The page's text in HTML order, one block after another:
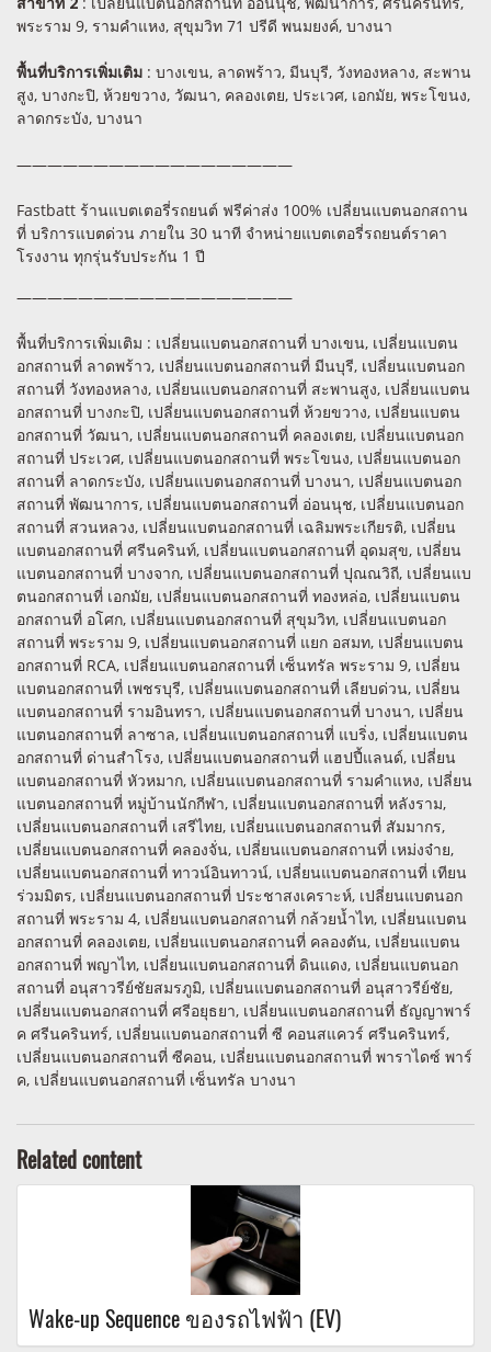
พระราม 9, รามคำแหง, สุขุมวิท 71 ปรีดี พนมยงค์, บางนา
พื้นที่บริการเพิ่มเติม : บางเขน, ลาดพร้าว, มีนบุรี, วังทองหลาง, สะพาน
สูง, บางกะปิ, ห้วยขวาง, วัฒนา, คลองเตย, ประเวศ, เอกมัย, พระโขนง,
ลาดกระบัง, บางนา
——————————————————
Fastbatt ร้านแบตเตอรี่รถยนต์ ฟรีค่าส่ง 100% เปลี่ยนแบตนอกสถาน
ที่ บริการแบตด่วน ภายใน 30 นาที จำหน่ายแบตเตอรี่รถยนต์ราคา
โรงงาน ทุกรุ่นรับประกัน 1 ปี
——————————————————
พื้นที่บริการเพิ่มเติม : เปลี่ยนแบตนอกสถานที่ บางเขน, เปลี่ยนแบตน
อกสถานที่ ลาดพร้าว, เปลี่ยนแบตนอกสถานที่ มีนบุรี, เปลี่ยนแบตนอก
สถานที่ วังทองหลาง, เปลี่ยนแบตนอกสถานที่ สะพานสูง, เปลี่ยนแบตน
อกสถานที่ บางกะปิ, เปลี่ยนแบตนอกสถานที่ ห้วยขวาง, เปลี่ยนแบตน
อกสถานที่ วัฒนา, เปลี่ยนแบตนอกสถานที่ คลองเตย, เปลี่ยนแบตนอก
สถานที่ ประเวศ, เปลี่ยนแบตนอกสถานที่ พระโขนง, เปลี่ยนแบตนอก
สถานที่ ลาดกระบัง, เปลี่ยนแบตนอกสถานที่ บางนา, เปลี่ยนแบตนอก
สถานที่ พัฒนาการ, เปลี่ยนแบตนอกสถานที่ อ่อนนุช, เปลี่ยนแบตนอก
สถานที่ สวนหลวง, เปลี่ยนแบตนอกสถานที่ เฉลิมพระเกียรติ, เปลี่ยน
แบตนอกสถานที่ ศรีนครินท์, เปลี่ยนแบตนอกสถานที่ อุดมสุข, เปลี่ยน
แบตนอกสถานที่ บางจาก, เปลี่ยนแบตนอกสถานที่ ปุณณวิถี, เปลี่ยนแบ
ตนอกสถานที่ เอกมัย, เปลี่ยนแบตนอกสถานที่ ทองหล่อ, เปลี่ยนแบตน
อกสถานที่ อโศก, เปลี่ยนแบตนอกสถานที่ สุขุมวิท, เปลี่ยนแบตนอก
สถานที่ พระราม 9, เปลี่ยนแบตนอกสถานที่ แยก อสมท, เปลี่ยนแบตน
อกสถานที่ RCA, เปลี่ยนแบตนอกสถานที่ เซ็นทรัล พระราม 9, เปลี่ยน
แบตนอกสถานที่ เพชรบุรี, เปลี่ยนแบตนอกสถานที่ เลียบด่วน, เปลี่ยน
แบตนอกสถานที่ รามอินทรา, เปลี่ยนแบตนอกสถานที่ บางนา, เปลี่ยน
แบตนอกสถานที่ ลาซาล, เปลี่ยนแบตนอกสถานที่ แบริ่ง, เปลี่ยนแบตน
อกสถานที่ ด่านสำโรง, เปลี่ยนแบตนอกสถานที่ แฮปปี้แลนด์, เปลี่ยน
แบตนอกสถานที่ หัวหมาก, เปลี่ยนแบตนอกสถานที่ รามคำแหง, เปลี่ยน
แบตนอกสถานที่ หมู่บ้านนักกีฬา, เปลี่ยนแบตนอกสถานที่ หลังราม,
เปลี่ยนแบตนอกสถานที่ เสรีไทย, เปลี่ยนแบตนอกสถานที่ สัมมากร,
เปลี่ยนแบตนอกสถานที่ คลองจั่น, เปลี่ยนแบตนอกสถานที่ เหม่งจ๋าย,
เปลี่ยนแบตนอกสถานที่ ทาวน์อินทาวน์, เปลี่ยนแบตนอกสถานที่ เทียน
ร่วมมิตร, เปลี่ยนแบตนอกสถานที่ ประชาสงเคราะห์, เปลี่ยนแบตนอก
สถานที่ พระราม 4, เปลี่ยนแบตนอกสถานที่ กล้วยน้ำไท, เปลี่ยนแบตน
อกสถานที่ คลองเตย, เปลี่ยนแบตนอกสถานที่ คลองตัน, เปลี่ยนแบตน
อกสถานที่ พญาไท, เปลี่ยนแบตนอกสถานที่ ดินแดง, เปลี่ยนแบตนอก
สถานที่ อนุสาวรีย์ชัยสมรภูมิ, เปลี่ยนแบตนอกสถานที่ อนุสาวรีย์ชัย,
เปลี่ยนแบตนอกสถานที่ ศรีอยุธยา, เปลี่ยนแบตนอกสถานที่ ธัญญาพาร์
ค ศรีนครินทร์, เปลี่ยนแบตนอกสถานที่ ซี คอนสแควร์ ศรีนครินทร์,
เปลี่ยนแบตนอกสถานที่ ซีคอน, เปลี่ยนแบตนอกสถานที่ พาราไดซ์ พาร์
ค, เปลี่ยนแบตนอกสถานที่ เซ็นทรัล บางนา
Related content
Wake-up Sequence ของรถไฟฟ้า (EV)